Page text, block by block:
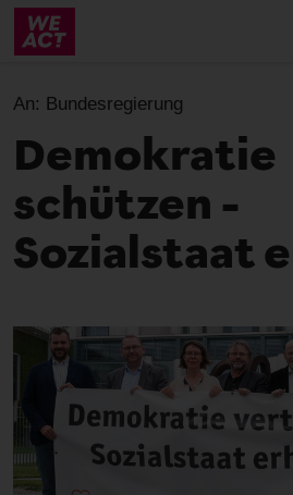
Skip
content
An: Bundesregierung
Demokratie
schützen –
Sozialstaat